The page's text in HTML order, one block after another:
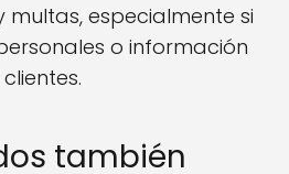
multas, especialmente si
o información
también